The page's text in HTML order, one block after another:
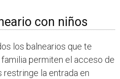
con niños
los balnearios que te
permiten el acceso de
restringe la entrada en